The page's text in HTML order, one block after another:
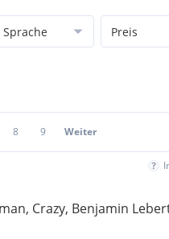
Sprache Preis
8 9 Weiter
Crazy, Benjamin